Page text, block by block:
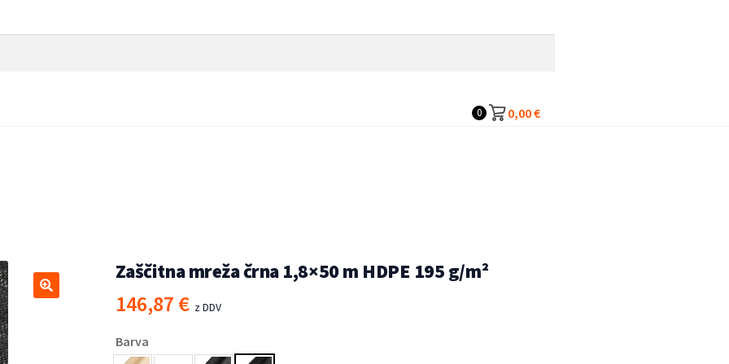
0 0,00€
Zaščitna mreža črna 1,8×50 m HDPE 195 g/m²
146,87 € z DDV
Barva